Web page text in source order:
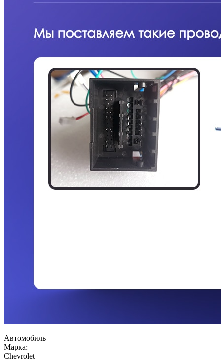
Автомобиль
Марка:
Chevrolet